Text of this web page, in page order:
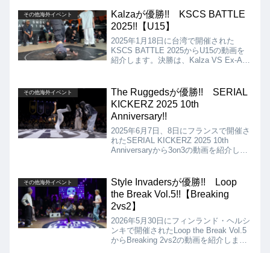
その他海外イベント
Kalzaが優勝!! KSCS BATTLE
2025!!【U15】
2025年1月18日に台湾で開催された
KSCS BATTLE 2025からU15の動画を
紹介します。決勝は、Kalza VS Ex-AID
その他海外イベント
The Ruggedsが優勝!! SERIAL
KICKERZ 2025 10th
Anniversary!!
2025年6月7日、8日にフランスで開催さ
れたSERIAL KICKERZ 2025 10th
Anniversaryから3on3の動画を紹介しま
たが、結果はThe Ruggedsが優勝となり
ました!!
その他海外イベント
Style Invadersが優勝!! Loop
the Break Vol.5!!【Breaking
2vs2】
2026年5月30日にフィンランド・ヘルシ
ンキで開催されたLoop the Break Vol.5
からBreaking 2vs2の動画を紹介しま